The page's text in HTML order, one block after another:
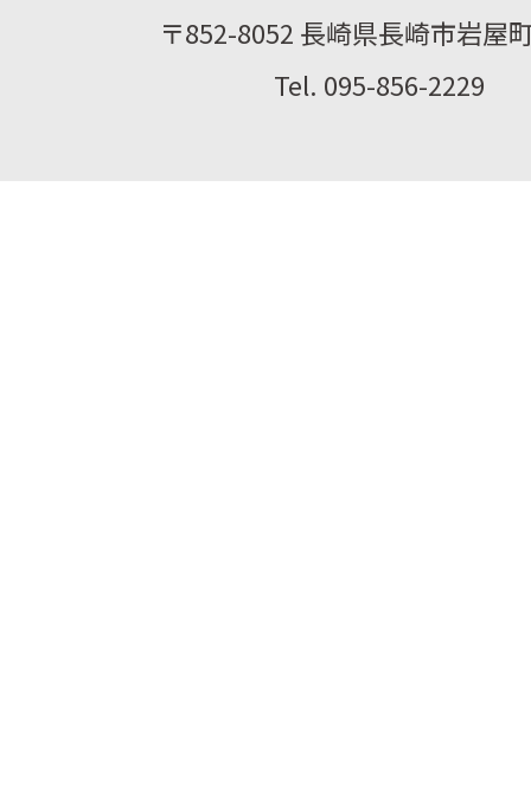
〒852-8052 長崎県長崎市岩屋
Tel. 095-856-2229